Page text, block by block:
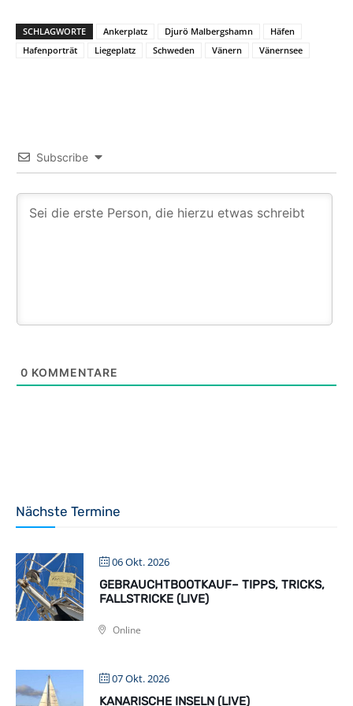
SCHLAGWORTE Ankerplatz Djurö Malbergshamn
Häfen
Hafenporträt
Liegeplatz Schweden Vänern Vänernsee
Subscribe
0 KOMMENTARE
Nächste Termine
06 Okt. 2026
GEBRAUCHTBOOTKAUF– TIPPS, TRICKS,
FALLSTRICKE (LIVE)
Online
07 Okt. 2026
KANARISCHE INSELN (LIVE)